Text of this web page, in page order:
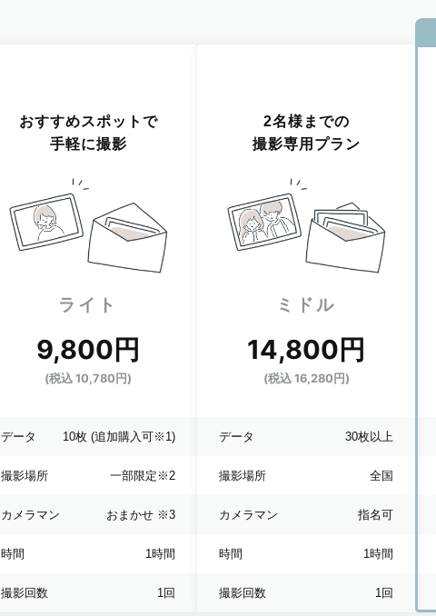
おすすめスポットで
手軽に撮影
ライト
9,800円
(税込 10,780円)
データ 10枚 (追加購入可※1)
撮影場所 一部限定 ※2
カメラマン おまかせ ※3
時間 1時間
撮影回数 1回
2名様までの
撮影専用プラン
ミドル
14,800円
(税込 16,280円)
データ 30枚以上
撮影場所 全国
カメラマン 指名可
時間 1時間
撮影回数 1回